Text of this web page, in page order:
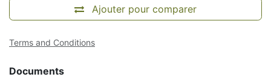
Ajouter pour comparer
Terms and Conditions
Documents